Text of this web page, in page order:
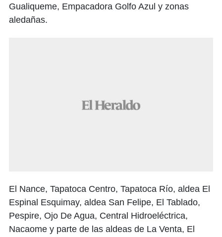
Gualiqueme, Empacadora Golfo Azul y zonas
aledañas.
El Nance, Tapatoca Centro, Tapatoca Río, aldea El
Espinal Esquimay, aldea San Felipe, El Tablado,
Pespire, Ojo De Agua, Central Hidroeléctrica,
Nacaome y parte de las aldeas de La Venta, El